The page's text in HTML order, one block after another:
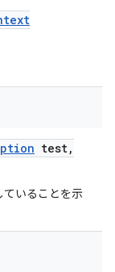
test,
いることを示